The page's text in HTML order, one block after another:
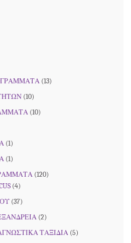
(13)
(10)
(10)
(1)
(1)
(120)
(4)
(37)
(2)
ΤΑΞΙΔΙΑ (5)